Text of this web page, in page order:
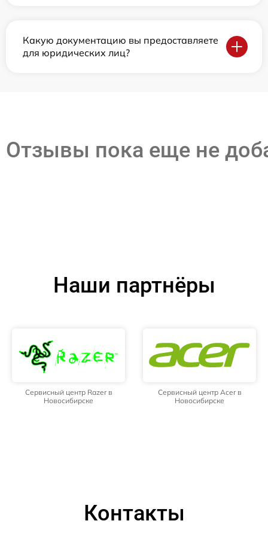
Какую документацию вы предоставляете
для юридических лиц?
Отзывы пока еще не
Наши партнёры
Сервисный центр Razer в
Новосибирске
Сервисный центр Acer в
Новосибирске
Контакты